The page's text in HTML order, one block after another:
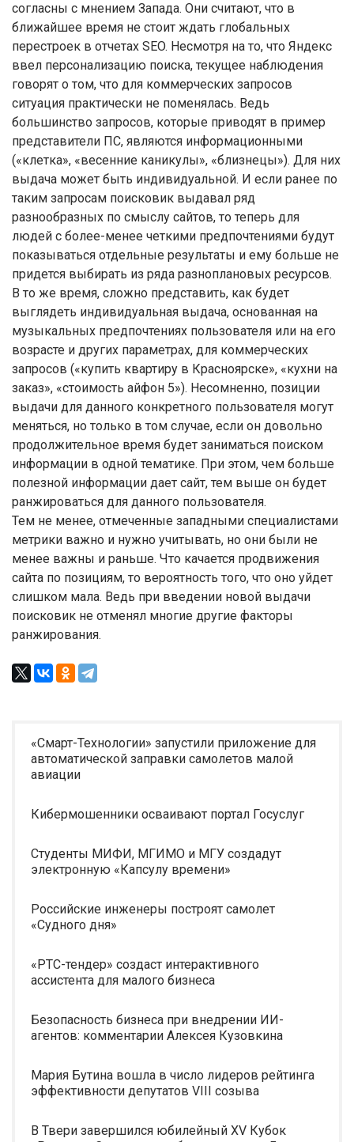
согласны с мнением Запада. Они считают, что в
ближайшее время не стоит ждать глобальных
перестроек в отчетах SEO. Несмотря на то, что Яндекс
ввел персонализацию поиска, текущее наблюдения
говорят о том, что для коммерческих запросов
ситуация практически не поменялась. Ведь
большинство запросов, которые приводят в пример
представители ПС, являются информационными
(«клетка», «весенние каникулы», «близнецы»). Для них
выдача может быть индивидуальной. И если ранее по
таким запросам поисковик выдавал ряд
разнообразных по смыслу сайтов, то теперь для
людей с более-менее четкими предпочтениями будут
показываться отдельные результаты и ему больше не
придется выбирать из ряда разноплановых ресурсов.
В то же время, сложно представить, как будет
выглядеть индивидуальная выдача, основанная на
музыкальных предпочтениях пользователя или на его
возрасте и других параметрах, для коммерческих
запросов («купить квартиру в Красноярске», «кухни на
заказ», «стоимость айфон 5»). Несомненно, позиции
выдачи для данного конкретного пользователя могут
меняться, но только в том случае, если он довольно
продолжительное время будет заниматься поиском
информации в одной тематике. При этом, чем больше
полезной информации дает сайт, тем выше он будет
ранжироваться для данного пользователя.
Тем не менее, отмеченные западными специалистами
метрики важно и нужно учитывать, но они были не
менее важны и раньше. Что качается продвижения
сайта по позициям, то вероятность того, что оно уйдет
слишком мала. Ведь при введении новой выдачи
поисковик не отменял многие другие факторы
ранжирования.
«Смарт-Технологии» запустили приложение для
автоматической заправки самолетов малой
авиации
Кибермошенники осваивают портал Госуслуг
Студенты МИФИ, МГИМО и МГУ создадут
электронную «Капсулу времени»
Российские инженеры построят самолет
«Судного дня»
«РТС-тендер» создаст интерактивного
ассистента для малого бизнеса
Безопасность бизнеса при внедрении ИИ-
агентов: комментарии Алексея Кузовкина
Мария Бутина вошла в число лидеров рейтинга
эффективности депутатов VIII созыва
В Твери завершился юбилейный XV Кубок